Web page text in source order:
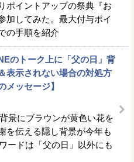
ポイントアップの祭典『お
加してみた。最大付与ポイ
の手順を紹介
のトーク上に「父の日」背
表示されない場合の対処方
メッセージ】
景にブラウンが黄色い花を
を伝える隠し背景が今年も
ードは「父の日」以外にも